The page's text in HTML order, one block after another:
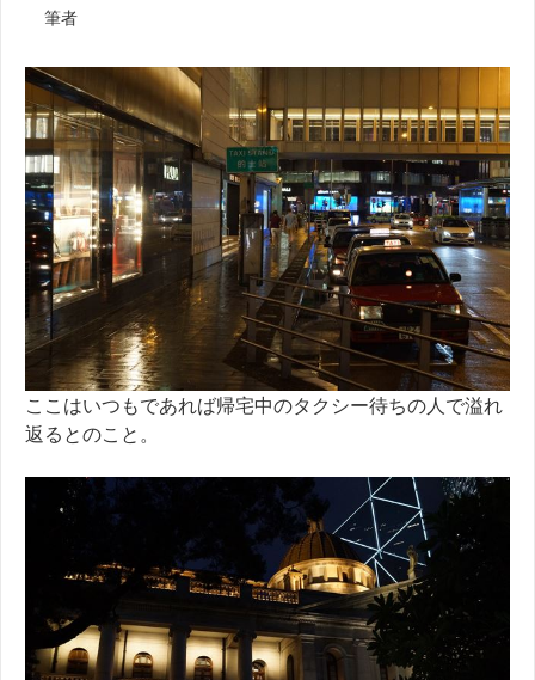
筆者
ここはいつもであれば帰宅中のタクシー待ちの人で溢れ
返るとのこと。